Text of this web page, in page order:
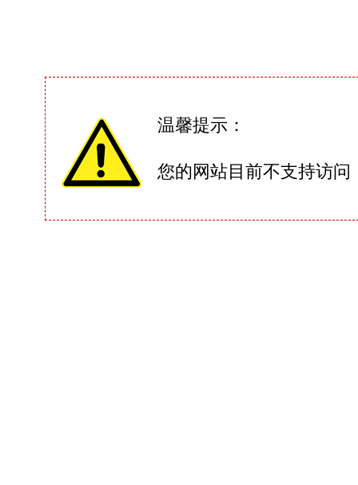
温馨提示：
您的网站目前不支持访